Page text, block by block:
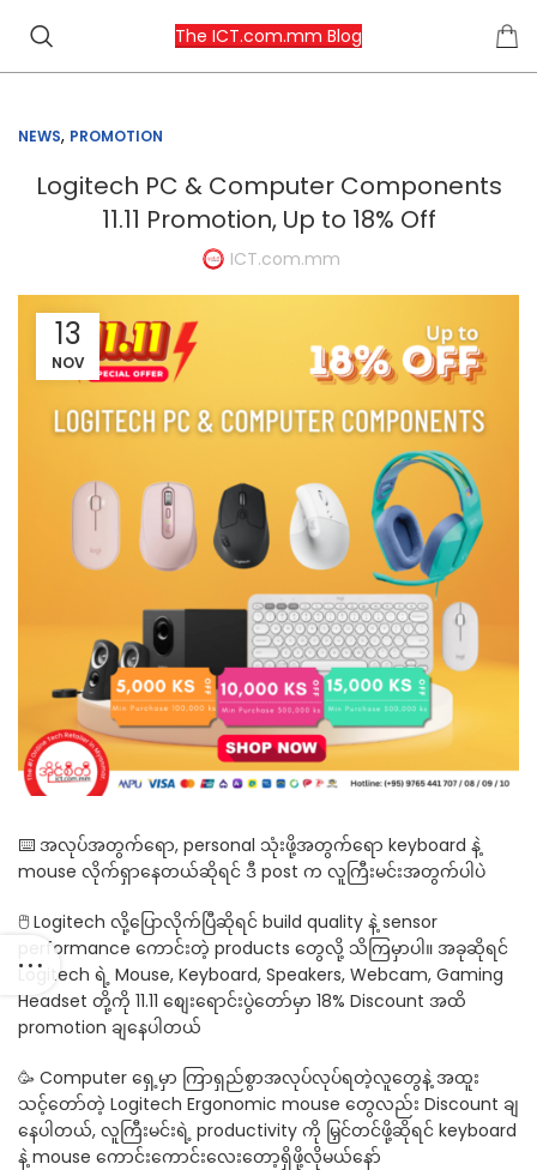
The ICT.com.mm Blog
NEWS, PROMOTION
Logitech PC & Computer Components
11.11 Promotion, Up to 18% Off
ICT.com.mm
13
NOV
⌨️ အလုပ်အတွက်ရော, personal သုံးဖို့အတွက်ရော keyboard နဲ့
mouse လိုက်ရှာနေတယ်ဆိုရင် ဒီ post က လူကြီးမင်းအတွက်ပါပဲ
🖱️ Logitech လို့ပြောလိုက်ပြီဆိုရင် build quality နဲ့ sensor
performance ကောင်းတဲ့ products တွေလို့ သိကြမှာပါ။ အခုဆိုရင်
Logitech ရဲ့ Mouse, Keyboard, Speakers, Webcam, Gaming
Headset တို့ကို 11.11 စျေးရောင်းပွဲ‌တော်မှာ 18% Discount အထိ
promotion ချနေပါတယ်
🥳 Computer ရှေ့မှာ ကြာရှည်စွာအလုပ်လုပ်ရတဲ့လူတွေနဲ့ အထူး
သင့်တော်တဲ့ Logitech Ergonomic mouse တွေလည်း Discount ချ
နေပါတယ်, လူကြီးမင်းရဲ့ productivity ကို မြှင်တင်ဖို့ဆိုရင် keyboard
နဲ့ mouse ကောင်းကောင်းလေးတော့ရှိဖို့လိုမယ်နော်